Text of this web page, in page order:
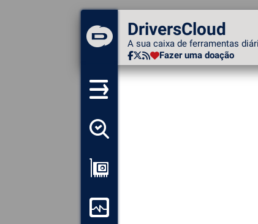
DriversCloud
A sua caixa de ferramentas
Fazer uma doação
DriversCloud
A sua caixa de ferramentas
diária
Fazer uma doação